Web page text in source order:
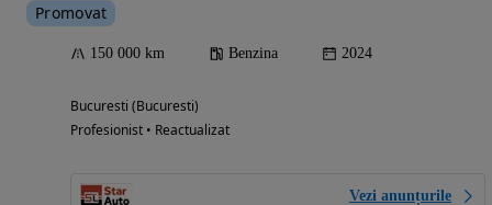
Promovat
150 000 km Benzina 2024
Bucuresti (Bucuresti)
Profesionist • Reactualizat
Vezi anunțurile